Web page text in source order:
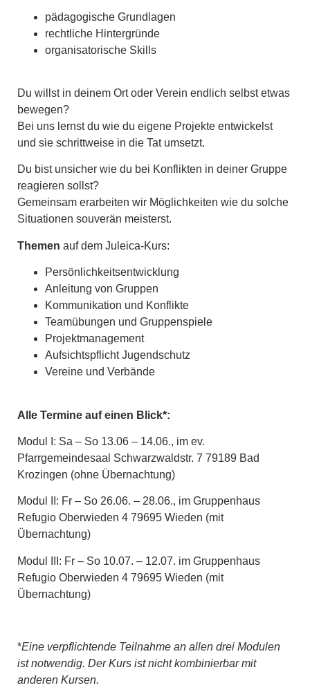
pädagogische Grundlagen
rechtliche Hintergründe
organisatorische Skills
Du willst in deinem Ort oder Verein endlich selbst etwas
bewegen?
Bei uns lernst du wie du eigene Projekte entwickelst
und sie schrittweise in die Tat umsetzt.
Du bist unsicher wie du bei Konflikten in deiner Gruppe
reagieren sollst?
Gemeinsam erarbeiten wir Möglichkeiten wie du solche
Situationen souverän meisterst.
Themen auf dem Juleica-Kurs:
Persönlichkeitsentwicklung
Anleitung von Gruppen
Kommunikation und Konflikte
Teamübungen und Gruppenspiele
Projektmanagement
Aufsichtspflicht Jugendschutz
Vereine und Verbände
Alle Termine auf einen Blick*:
Modul I: Sa – So 13.06 – 14.06., im ev.
Pfarrgemeindesaal Schwarzwaldstr. 7 79189 Bad
Krozingen (ohne Übernachtung)
Modul II: Fr – So 26.06. – 28.06., im Gruppenhaus
Refugio Oberwieden 4 79695 Wieden (mit
Übernachtung)
Modul III: Fr – So 10.07. – 12.07. im Gruppenhaus
Refugio Oberwieden 4 79695 Wieden (mit
Übernachtung)
*Eine verpflichtende Teilnahme an allen drei Modulen
ist notwendig. Der Kurs ist nicht kombinierbar mit
anderen Kursen.